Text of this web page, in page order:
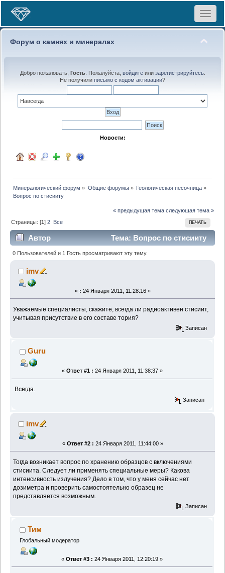
Toggle
Форум о камнях и минералах
Добро пожаловать, Гость. Пожалуйста, войдитеили зарегистрируйтесь.
Не получили письмо с кодом активации?
Новости:
Минералогический форум » Общие форумы» Геологическая песочница»
Вопрос по стисииту
« предыдущая тема следующая тема »
ПЕЧАТЬ
Страницы: [1]2 Все
Автор
Тема: Вопрос по стисииту
(Прочитано 8337 раз)
0 Пользователей и 1 Гость просматривают эту тему.
imv
« : 24 Января 2011, 11:28:16 »
Уважаемые специалисты, скажите, всегда ли радиоактивен стисиит,
учитывая присутствие в его составе тория?
Записан
Guru
« Ответ #1 : 24 Января 2011, 11:38:37 »
Всегда.
Записан
imv
« Ответ #2 : 24 Января 2011, 11:44:00 »
Тогда возникает вопрос по хранению образцов с включениями
стисиита. Следует ли применять специальные меры? Какова
интенсивность излучения? Дело в том, что у меня сейчас нет
дозиметра и проверить самостоятельно образец не
представляется возможным.
Записан
Тим
Глобальный модератор
« Ответ #3 : 24 Января 2011, 12:20:19 »